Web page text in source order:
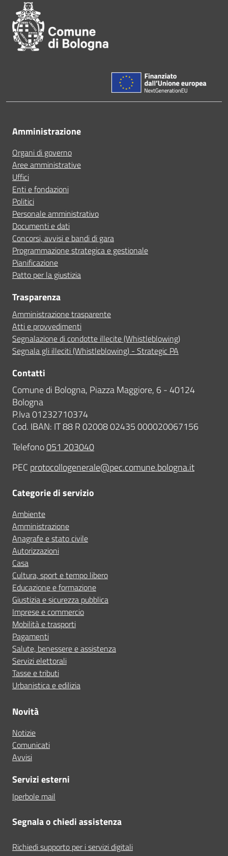
Amministrazione
Organi di governo
Aree amministrative
Uffici
Enti e fondazioni
Politici
Personale amministrativo
Documenti e dati
Concorsi, avvisi e bandi di gara
Programmazione strategica e gestionale
Pianificazione
Patto per la giustizia
Trasparenza
Amministrazione trasparente
Atti e provvedimenti
Segnalazione di condotte illecite (Whistleblowing)
Segnala gli illeciti (Whistleblowing) - Strategic PA
Contatti
Comune di Bologna, Piazza Maggiore, 6 - 40124
Bologna
P.Iva 01232710374
Cod. IBAN: IT 88 R 02008 02435 000020067156
Telefono051 203040
PEC protocollogenerale@pec.comune.bologna.it
Categorie di servizio
Ambiente
Amministrazione
Anagrafe e stato civile
Autorizzazioni
Casa
Cultura, sport e tempo libero
Educazione e formazione
Giustizia e sicurezza pubblica
Imprese e commercio
Mobilità e trasporti
Pagamenti
Salute, benessere e assistenza
Servizi elettorali
Tasse e tributi
Urbanistica e edilizia
Novità
Notizie
Comunicati
Avvisi
Servizi esterni
Iperbole mail
Segnala o chiedi assistenza
Richiedi supporto per i servizi digitali